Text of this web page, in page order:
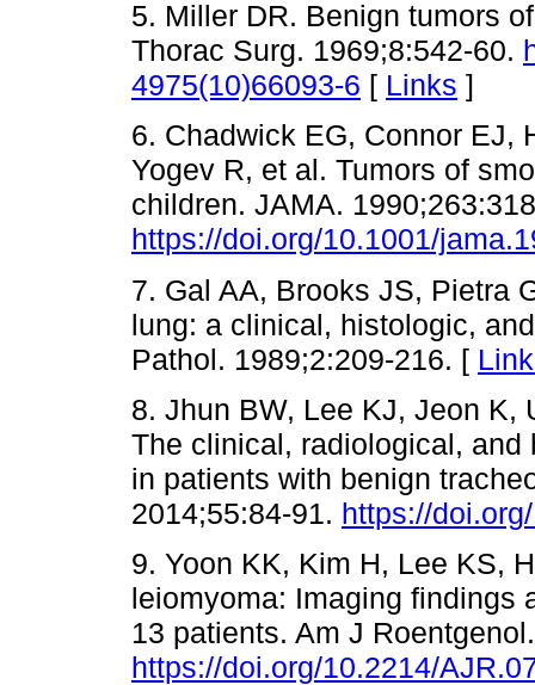
5. Miller DR. Benign tumors
Thorac Surg. 1969;8:542-60.
4975(10)66093-6 [ Links ]
6. Chadwick EG, Connor EJ,
Yogev R, et al. Tumors of
children. JAMA.
https://doi.org/10.1001/
7. Gal AA, Brooks JS, Pietra
lung: a clinical, histologic,
Pathol. 1989;2:209-216. [
8. Jhun BW, Lee KJ, Jeon K,
The clinical, radiological,
in patients with benign
2014;55:84-91. https://
9. Yoon KK, Kim H, Lee KS,
leiomyoma: Imaging findings
13 patients. Am J
https://doi.org/10.2214/